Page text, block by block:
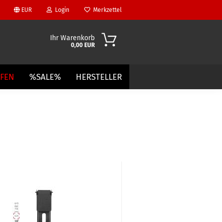
EUR Login Merkzettel
Ihr Warenkorb
0,00 EUR
%SALE% HERSTELLER